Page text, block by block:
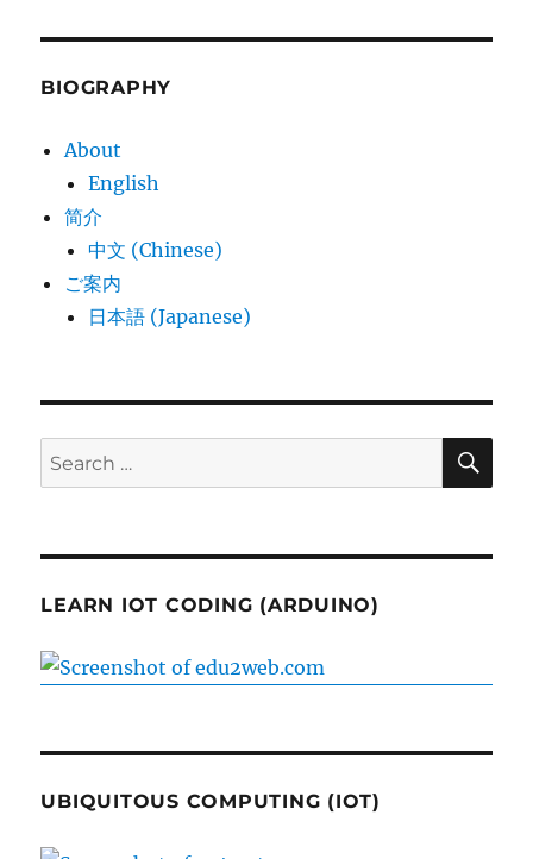
BIOGRAPHY
About
English
简介
中文 (Chinese)
ご案内
日本語 (Japanese)
Search
for:
LEARN IOT CODING (ARDUINO)
UBIQUITOUS COMPUTING (IOT)